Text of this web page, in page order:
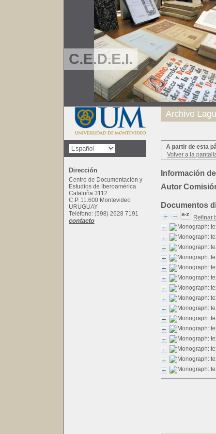
C.E.D.E.I.
A partir de esta
Volver a la
Información
Autor
Documentos
Refinar
Archivo
Dirección
Centro de Documentación y
Estudios de Iberoamérica
Cataluña 3112
C.P. 11.600 Montevideo
URUGUAY
Teléfono: (598) 2628 7191
contacto